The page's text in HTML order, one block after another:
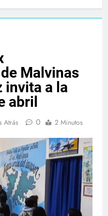
Malvinas
invita a la
abril
Atrás 0 2 Minutos